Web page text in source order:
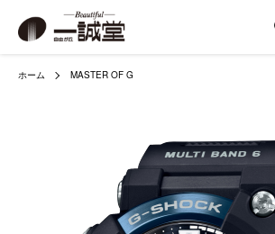
ホーム MASTER OF G